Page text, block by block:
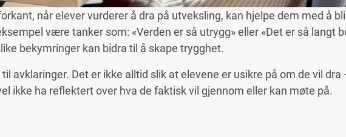
når elever vurderer å dra på utveksling, kan hjelpe dem med å
være tanker som: «Verden er så utrygg» eller «Det er så langt
bekymringer kan bidra til å skape trygghet.
avklaringer. Det er ikke alltid slik at elevene er usikre på om de vil
ikke ha reflektert over hva de faktisk vil gjennom eller kan møte på.